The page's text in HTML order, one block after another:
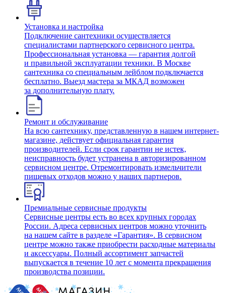
Установка и настройка
Подключение сантехники осуществляется
специалистами партнерского сервисного центра.
Профессиональная установка — гарантия долгой
и правильной эксплуатации техники. В Москве
сантехника со специальным лейблом подключается
бесплатно. Выезд мастера за МКАД возможен
за дополнительную плату.
Ремонт и обслуживание
На всю сантехнику, представленную в нашем интернет-
магазине, действует официальная гарантия
производителей. Если срок гарантии не истек,
неисправность будет устранена в авторизированном
сервисном центре. Отремонтировать измельчители
пищевых отходов можно у наших партнеров.
Премиальные сервисные продукты
Сервисные центры есть во всех крупных городах
России. Адреса сервисных центров можно уточнить
на нашем сайте в разделе «Гарантия». В сервисном
центре можно также приобрести расходные материалы
и аксессуары. Полный ассортимент запчастей
выпускается в течение 10 лет с момента прекращения
производства позиции.